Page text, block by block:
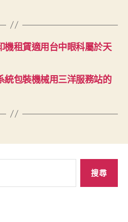
機租賃適用台中眼科屬於天
統包裝機械用三洋服務站的